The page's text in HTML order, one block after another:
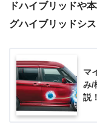
ドハイブリッドや
グハイブリッドシス
マ
み/
説！